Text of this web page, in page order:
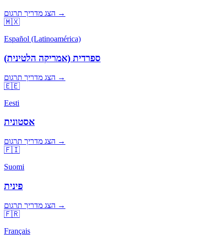
הצג מדריך תרגום →
🇲🇽
Español (Latinoamérica)
ספרדית (אמריקה הלטינית)
הצג מדריך תרגום →
🇪🇪
Eesti
אסטונית
הצג מדריך תרגום →
🇫🇮
Suomi
פינית
הצג מדריך תרגום →
🇫🇷
Français